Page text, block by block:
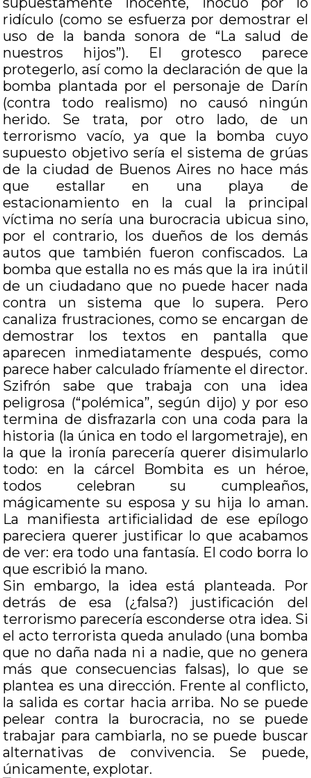
ridículo (como se esfuerza por demostrar el
uso de la banda sonora de “La salud de
nuestros hijos”). El grotesco parece
protegerlo, así como la declaración de que la
bomba plantada por el personaje de Darín
(contra todo realismo) no causó ningún
herido. Se trata, por otro lado, de un
terrorismo vacío, ya que la bomba cuyo
supuesto objetivo sería el sistema de grúas
de la ciudad de Buenos Aires no hace más
que estallar en una playa de
estacionamiento en la cual la principal
víctima no sería una burocracia ubicua sino,
por el contrario, los dueños de los demás
autos que también fueron confiscados. La
bomba que estalla no es más que la ira inútil
de un ciudadano que no puede hacer nada
contra un sistema que lo supera. Pero
canaliza frustraciones, como se encargan de
demostrar los textos en pantalla que
aparecen inmediatamente después, como
parece haber calculado fríamente el director.
Szifrón sabe que trabaja con una idea
peligrosa (“polémica”, según dijo) y por eso
termina de disfrazarla con una coda para la
historia (la única en todo el largometraje), en
la que la ironía parecería querer disimularlo
todo: en la cárcel Bombita es un héroe,
todos celebran su cumpleaños,
mágicamente su esposa y su hija lo aman.
La manifiesta artificialidad de ese epílogo
pareciera querer justificar lo que acabamos
de ver: era todo una fantasía. El codo borra lo
que escribió la mano.
Sin embargo, la idea está planteada. Por
detrás de esa (¿falsa?) justificación del
terrorismo parecería esconderse otra idea. Si
el acto terrorista queda anulado (una bomba
que no daña nada ni a nadie, que no genera
más que consecuencias falsas), lo que se
plantea es una dirección. Frente al conflicto,
la salida es cortar hacia arriba. No se puede
pelear contra la burocracia, no se puede
trabajar para cambiarla, no se puede buscar
alternativas de convivencia. Se puede,
únicamente, explotar.